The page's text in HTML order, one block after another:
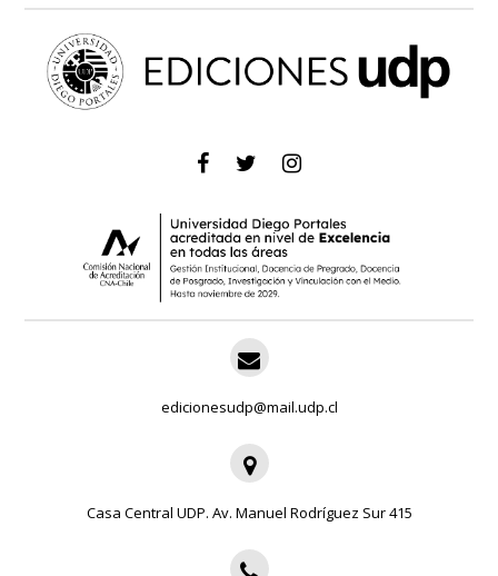
edicionesudp@mail.udp.cl
Casa Central UDP. Av. Manuel Rodríguez Sur 415